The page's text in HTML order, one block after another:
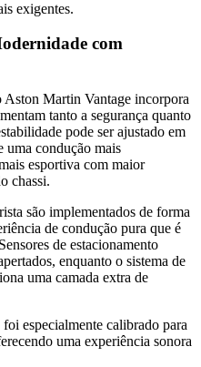
exigentes.
com
Aston Martin Vantage incorpora
tanto a segurança quanto
pode ser ajustado em
uma condução mais
esportiva com maior
chassi.
são implementados de forma
de condução pura que é
de estacionamento
enquanto o sistema de
uma camada extra de
especialmente calibrado para
uma experiência sonora